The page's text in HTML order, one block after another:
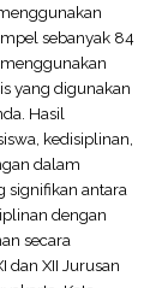
sebanyak 84
yang digunakan
Hasil
kedisiplinan,
dalam
signifikan antara
dengan
secara
dan XII Jurusan